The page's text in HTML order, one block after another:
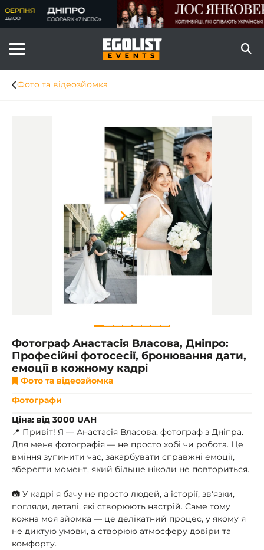
Фото та відеозйомка
Item
1
of
8
Фотограф Анастасія Власова, Дніпро:
Професійні фотосесії, бронювання дати,
емоції в кожному кадрі
Фото та відеозйомка
Фотографи
Ціна: від 3000 UAH
📍 Привіт! Я — Анастасія Власова, фотограф з Дніпра.
Для мене фотографія — не просто хобі чи робота. Це
вміння зупинити час, закарбувати справжні емоції,
зберегти момент, який більше ніколи не повториться.
📷 У кадрі я бачу не просто людей, а історії, зв'язки,
погляди, деталі, які створюють настрій. Саме тому
кожна моя зйомка — це делікатний процес, у якому я
не диктую умови, а створюю атмосферу довіри та
комфорту.